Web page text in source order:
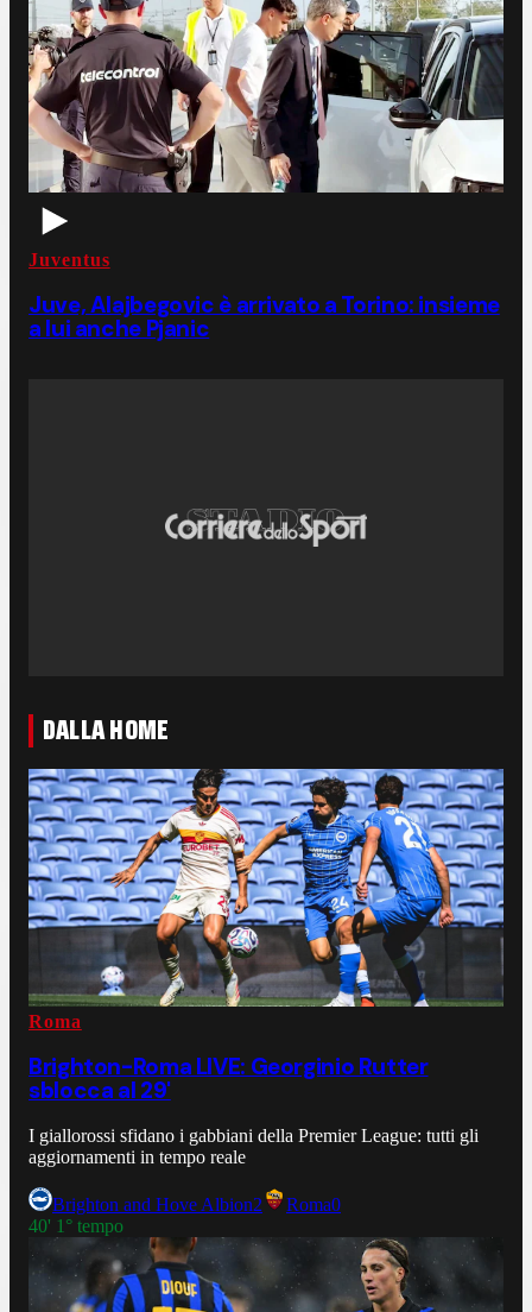
Juventus
Juve, Alajbegovic è arrivato a Torino: insieme
a lui anche Pjanic
DALLA HOME
Roma
Brighton-Roma LIVE: Georginio Rutter
sblocca al 29'
I giallorossi sfidano i gabbiani della Premier League: tutti gli
aggiornamenti in tempo reale
Brighton and Hove Albion2 Roma0
40' 1° tempo